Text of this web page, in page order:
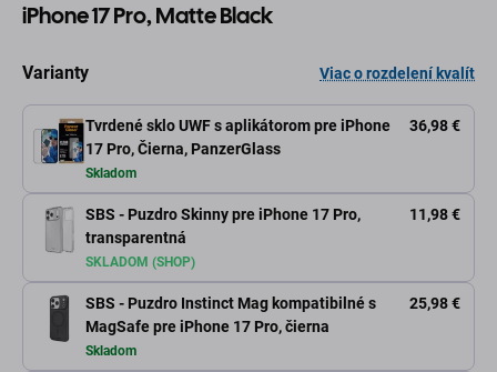
iPhone 17 Pro, Matte Black
Varianty Viac o rozdelení kvalít
Tvrdené sklo UWF s aplikátorom pre iPhone
17 Pro, Čierna, PanzerGlass
36,98 €
Skladom
SBS - Puzdro Skinny pre iPhone 17 Pro,
transparentná
11,98 €
SKLADOM (SHOP)
SBS - Puzdro Instinct Mag kompatibilné s
MagSafe pre iPhone 17 Pro, čierna
25,98 €
Skladom